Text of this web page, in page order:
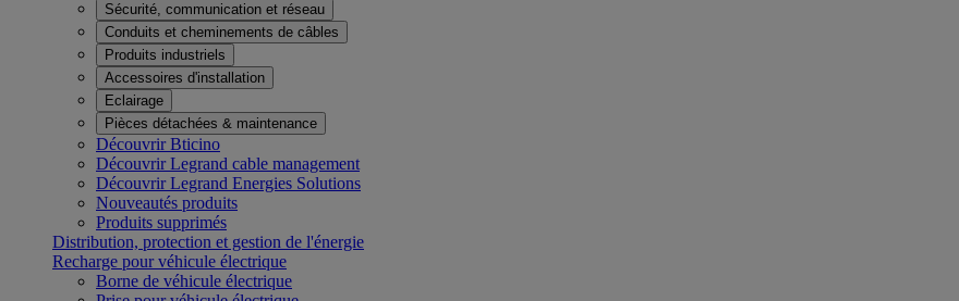
Sécurité, communication et réseau
Conduits et cheminements de câbles
Produits industriels
Accessoires d'installation
Eclairage
Pièces détachées & maintenance
Découvrir Bticino
Découvrir Legrand cable management
Découvrir Legrand Energies Solutions
Nouveautés produits
Produits supprimés
Distribution, protection et gestion de l'énergie
Recharge pour véhicule électrique
Borne de véhicule électrique